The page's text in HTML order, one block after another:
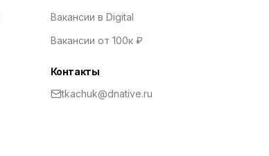
Вакансии в Digital
Вакансии от 100к ₽
Контакты
tkachuk@dnative.ru